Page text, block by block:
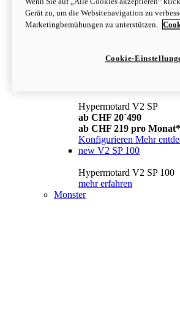
Konfigurieren Mehr
newV2
ab CHF 169 pro Monat*
Mehr
Hypermotard V2 SP
ab CHF 20´490
ab CHF 219 pro Monat*
Konfigurieren Mehr
new V2 SP 100
Hypermotard V2 SP 100
mehr erfahren
Monster
Gerät zu, um die Websitenavigation zu
Marketingbemühungen zu unterstützen.
Cookie-